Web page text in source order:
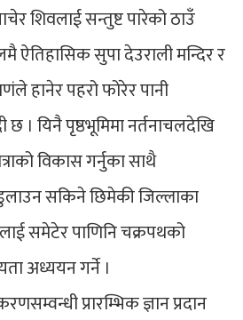
शिवलाई सन्तुष्ट पारेको ठाउँ
ऐतिहासिक सुपा देउराली मन्दिर र
हानेर पहरो फोरेर पानी
। यिनै पृष्ठभूमिमा नर्तनाचलदेखि
विकास गर्नुका साथै
सकिने छिमेकी जिल्लाका
समेटेर पाणिनि चक्रपथको
अध्ययन गर्ने ।
प्रारम्भिक ज्ञान प्रदान